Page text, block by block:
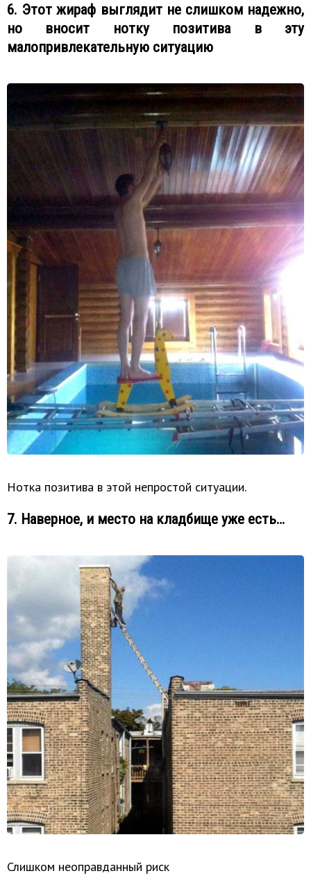
6. Этот жираф выглядит не слишком надежно,
но вносит нотку позитива в эту
малопривлекательную ситуацию
Нотка позитива в этой непростой ситуации.
7. Наверное, и место на кладбище уже есть…
Слишком неоправданный риск